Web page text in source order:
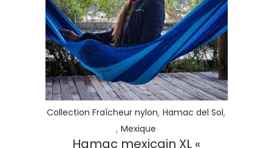
Les hamac en filet : Une institution
LIRE LA SUITE
Collection Fraîcheur nylon, Hamac del Sol,
, Mexique
Hamac mexicain XL «